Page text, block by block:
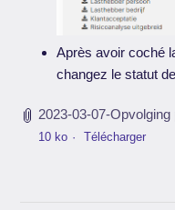
Après avoir coché
changez le statut
2023-03-07-
10 ko Télécharger